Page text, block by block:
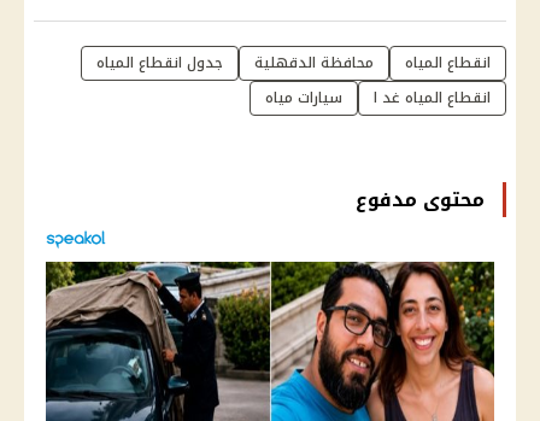
انقطاع المياه محافظة الدقهلية
جدول انقطاع المياه
انقطاع المياه غد ا
سيارات مياه
محتوى مدفوع